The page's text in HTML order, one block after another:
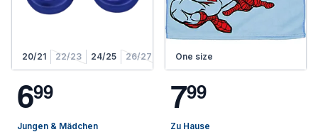
20/21 22/23 24/25 26/27
699
Jungen & Mädchen
One size
799
Zu Hause